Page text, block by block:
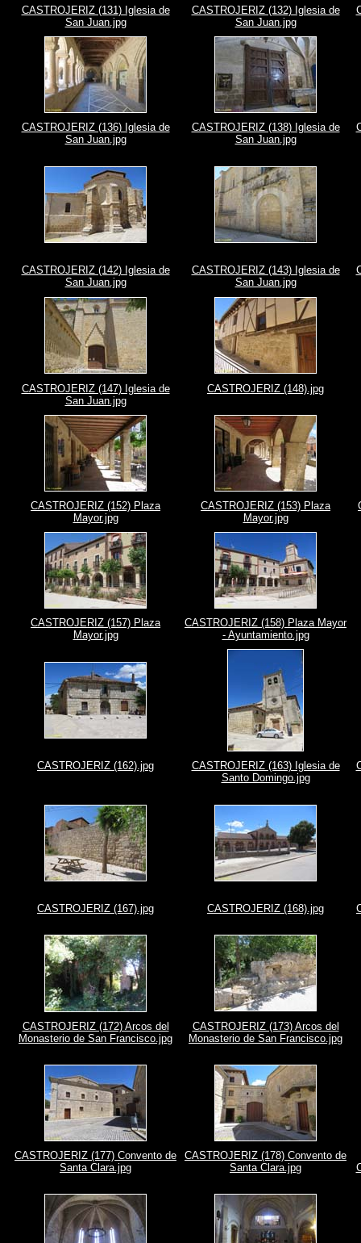
CASTROJERIZ (131) Iglesia de
San Juan.jpg
CASTROJERIZ (132) Iglesia de
San Juan.jpg
CASTROJERIZ (136) Iglesia de
San Juan.jpg
CASTROJERIZ (138) Iglesia de
San Juan.jpg
CASTROJERIZ (142) Iglesia de
San Juan.jpg
CASTROJERIZ (143) Iglesia de
San Juan.jpg
CASTROJERIZ (147) Iglesia de
San Juan.jpg
CASTROJERIZ (148).jpg
CASTROJERIZ (152) Plaza
Mayor.jpg
CASTROJERIZ (153) Plaza
Mayor.jpg
CASTROJERIZ (157) Plaza
Mayor.jpg
CASTROJERIZ (158) Plaza Mayor
- Ayuntamiento.jpg
CASTROJERIZ (162).jpg
CASTROJERIZ (163) Iglesia de
Santo Domingo.jpg
CASTROJERIZ (167).jpg CASTROJERIZ (168).jpg
CASTROJERIZ (172) Arcos del
Monasterio de San Francisco.jpg
CASTROJERIZ (173) Arcos del
Monasterio de San Francisco.jpg
CASTROJERIZ (177) Convento de
Santa Clara.jpg
CASTROJERIZ (178) Convento de
Santa Clara.jpg